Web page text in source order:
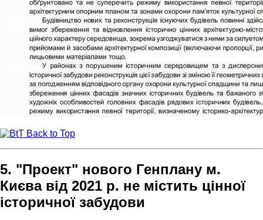
Back to Top
5. "Проект" нового Генплану м.
Києва від 2021 р. не містить цінної
історичної забудови